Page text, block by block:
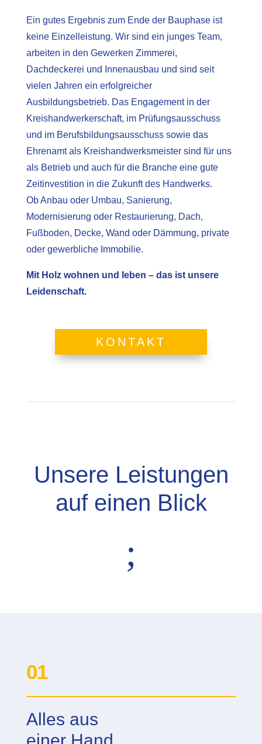
Ein gutes Ergebnis zum Ende der Bauphase ist
keine Einzelleistung. Wir sind ein junges Team,
arbeiten in den Gewerken Zimmerei,
Dachdeckerei und Innenausbau und sind seit
vielen Jahren ein erfolgreicher
Ausbildungsbetrieb. Das Engagement in der
Kreishandwerkerschaft, im Prüfungsausschuss
und im Berufsbildungsausschuss sowie das
Ehrenamt als Kreishandwerksmeister sind für uns
als Betrieb und auch für die Branche eine gute
Zeitinvestition in die Zukunft des Handwerks.
Ob Anbau oder Umbau, Sanierung,
Modernisierung oder Restaurierung, Dach,
Fußboden, Decke, Wand oder Dämmung, private
oder gewerbliche Immobilie.
Mit Holz wohnen und leben – das ist unsere
Leidenschaft.
KONTAKT
Unsere Leistungen
auf einen Blick
;
01
Alles aus